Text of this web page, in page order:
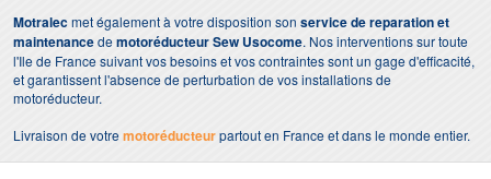
Motralecmet également à votre disposition son service de reparation et
maintenancedemotoréducteurSew Usocome. Nos interventions sur toute
l'Ile de France suivant vos besoins et vos contraintes sont un gage d'efficacité,
et garantissent l'absence de perturbation de vos installations de
motoréducteur.
Livraison de votremotoréducteurpartout en France et dans le monde entier.